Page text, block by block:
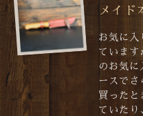
メイド
お気に入
ています
のお気に
ースでさ
買ったと
ていたり